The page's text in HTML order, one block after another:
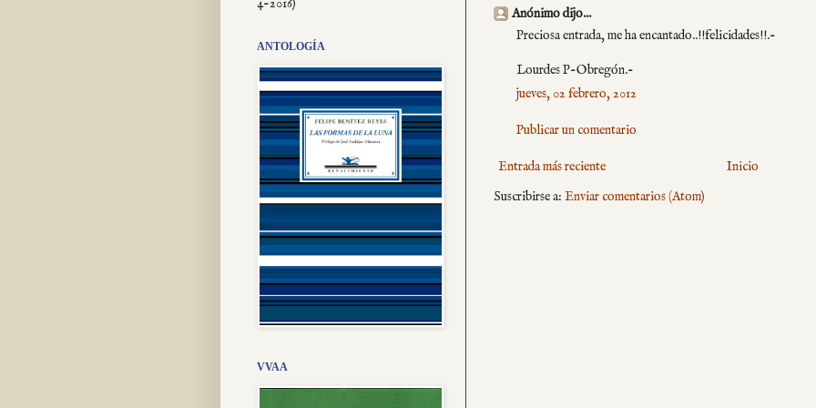
Anónimo dijo...
Preciosa entrada, me ha encantado..!!felicidades!!.-
Lourdes P-Obregón.-
jueves, 02 febrero, 2012
Publicar un comentario
Entrada más reciente
Inicio
Suscribirse a: Enviar comentarios (Atom)
4-2016)
ANTOLOGÍA
VVAA